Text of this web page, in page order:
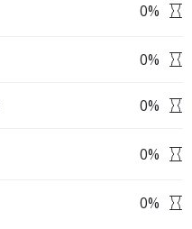
0%
0%
0%
0%
0%